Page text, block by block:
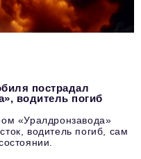
пострадал
водитель погиб
«Уралдронзавода»
водитель погиб, сам